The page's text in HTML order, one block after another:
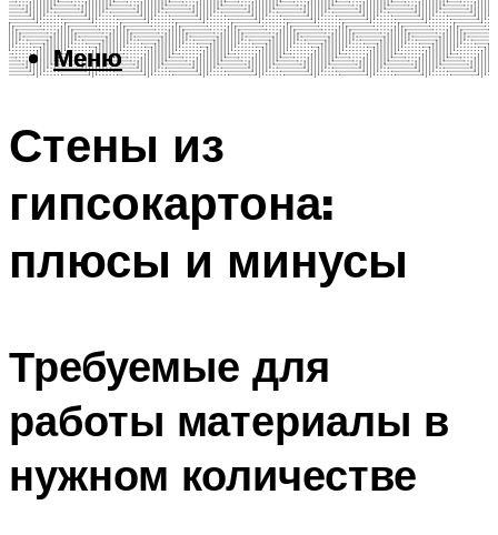
Меню
Меню
Стены из
гипсокартона:
плюсы и минусы
Требуемые для
работы материалы в
нужном количестве